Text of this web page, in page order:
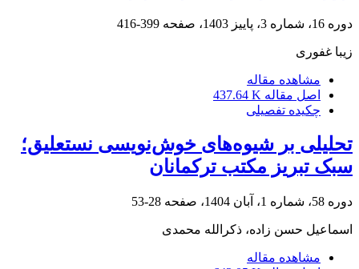
دوره 16، شماره 3، پاییز 1403، صفحه 399-416
زیبا غفوری
مشاهده مقاله
اصل مقاله 437.64 K
چکیده تفصیلی
تحلیلی بر شیوه‌های خوش‌نویسی نستعلیق؛
سبک تبریز مکتب ترکمانان
دوره 58، شماره 1، آبان 1404، صفحه 28-53
اسماعیل حسن زاده، ذکرالله محمدی
مشاهده مقاله